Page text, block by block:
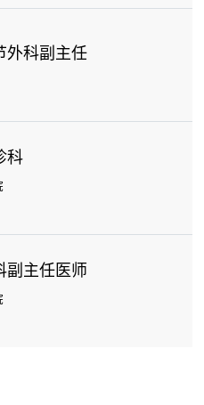
外科副主任
科
副主任医师